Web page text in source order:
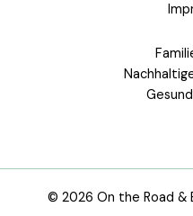
© 2026 On the Road &